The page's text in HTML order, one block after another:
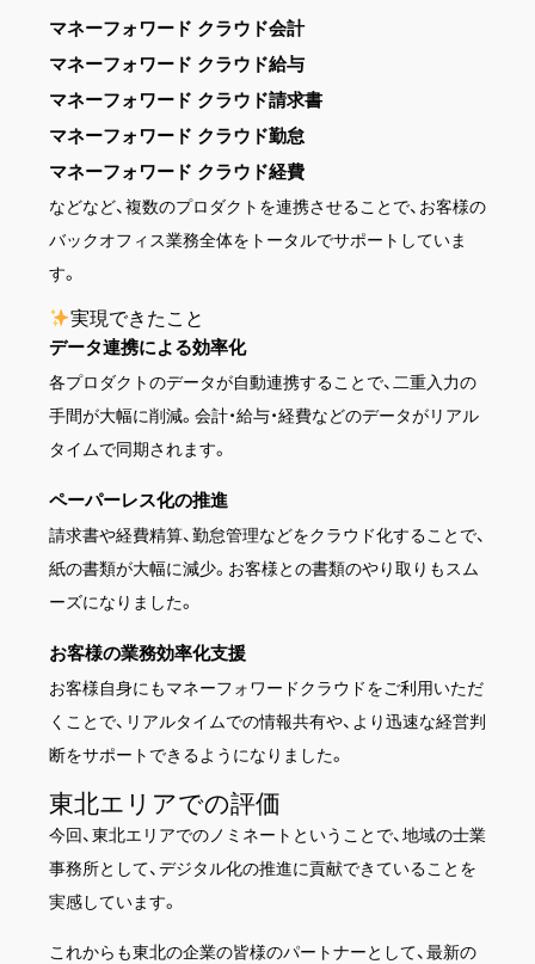
マネーフォワード クラウド会計
マネーフォワード クラウド給与
マネーフォワード クラウド請求書
マネーフォワード クラウド勤怠
マネーフォワード クラウド経費
などなど、複数のプロダクトを連携させることで、お客様の
バックオフィス業務全体をトータルでサポートしていま
す。
実現できたこと
データ連携による効率化
各プロダクトのデータが自動連携することで、二重入力の
手間が大幅に削減。会計・給与・経費などのデータがリアル
タイムで同期されます。
ペーパーレス化の推進
請求書や経費精算、勤怠管理などをクラウド化することで、
紙の書類が大幅に減少。お客様との書類のやり取りもスム
ーズになりました。
お客様の業務効率化支援
お客様自身にもマネーフォワードクラウドをご利用いただ
くことで、リアルタイムでの情報共有や、より迅速な経営判
断をサポートできるようになりました。
東北エリアでの評価
今回、東北エリアでのノミネートということで、地域の士業
事務所として、デジタル化の推進に貢献できていることを
実感しています。
これからも東北の企業の皆様のパートナーとして、最新の